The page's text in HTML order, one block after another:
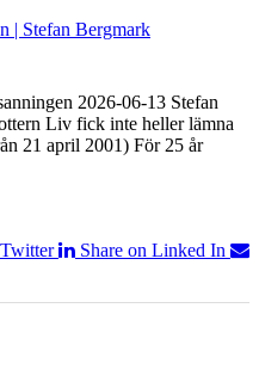
| Stefan Bergmark
2026-06-13 Stefan
Liv fick inte heller lämna
21 april 2001) För 25 år
Share on Linked In